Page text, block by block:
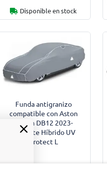
Disponible en stock
Funda antigranizo
compatible con Aston
Martin DB12 2023-
presente Híbrido UV
Protect L